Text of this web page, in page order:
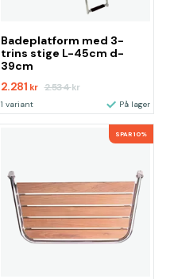
Badeplatform med 3-
trins stige L-45cm d-
39cm
2.281 kr 2.534kr
1 variant På lager
SPAR 10%